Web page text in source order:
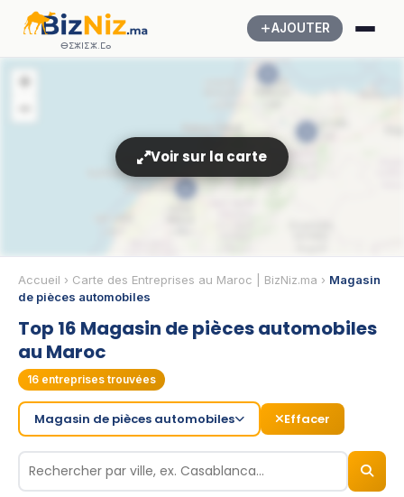
ⴱⵉⵣⵏⵉⵣ.ⵎⴰ
AJOUTER
Accueil › Carte des Entreprises au Maroc | BizNiz.ma › Magasin
de pièces automobiles
Top 16 Magasin de pièces automobiles
au Maroc
16 entreprises trouvées
Magasin de pièces automobiles Effacer
🔧
🔧
+
−
© 2026BizNiz.ma
Voir sur la carte